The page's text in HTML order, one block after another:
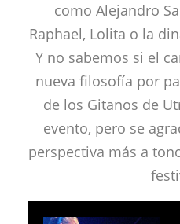
como Alejandro
Raphael, Lolita o la
Y no sabemos si el
nueva filosofía por
de los Gitanos de
evento, pero se
perspectiva más a